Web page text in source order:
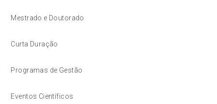
Mestrado e Doutorado
Curta Duração
Programas de Gestão
Eventos Científicos